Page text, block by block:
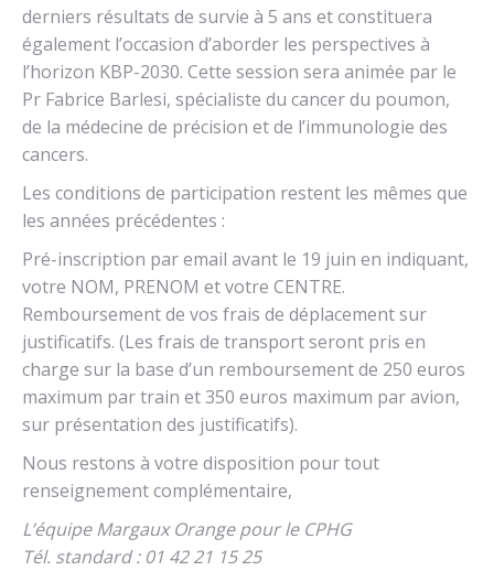
derniers résultats de survie à 5 ans et constituera
également l’occasion d’aborder les perspectives à
l’horizon KBP-2030. Cette session sera animée par le
Pr Fabrice Barlesi, spécialiste du cancer du poumon,
de la médecine de précision et de l’immunologie des
cancers.
Les conditions de participation restent les mêmes que
les années précédentes :
Pré-inscription par email avant le 19 juin en indiquant,
votre NOM, PRENOM et votre CENTRE.
Remboursement de vos frais de déplacement sur
justificatifs. (Les frais de transport seront pris en
charge sur la base d’un remboursement de 250 euros
maximum par train et 350 euros maximum par avion,
sur présentation des justificatifs).
Nous restons à votre disposition pour tout
renseignement complémentaire,
L’équipe Margaux Orange pour le CPHG
Tél. standard : 01 42 21 15 25